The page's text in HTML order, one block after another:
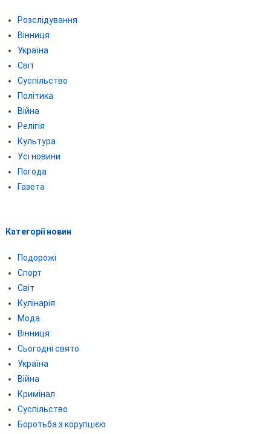
Розслідування
Вінниця
Україна
Світ
Суспільство
Політика
Війна
Релігія
Культура
Усі новини
Погода
Газета
Категорії новин
Подорожі
Спорт
Світ
Кулінарія
Мода
Вінниця
Сьогодні свято
Україна
Війна
Кримінал
Суспільство
Боротьба з корупцією